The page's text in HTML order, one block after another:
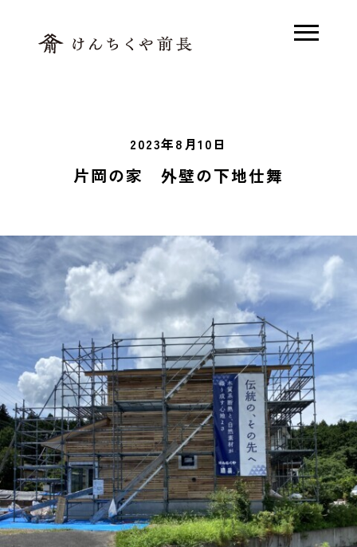
モデルハウス
木の家Q&A
施工事例
ブログ
会社概要
2023年8月10日
片岡の家 外壁の下地仕舞